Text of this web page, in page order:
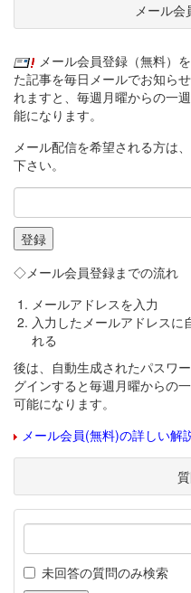
メール会
メール会員登録（無料）
た記事を毎日メールでお知ら
れますと、毎週月曜からの一
能になります。
メール配信を希望される方は
下さい。
◇メール会員登録までの流れ
メールアドレスを入力
入力したメールアドレスに
れる
後は、自動生成されたパスワ
グインすると毎週月曜からの
可能になります。
メール会員(無料)の詳しい解
未回答の質問のみ検索